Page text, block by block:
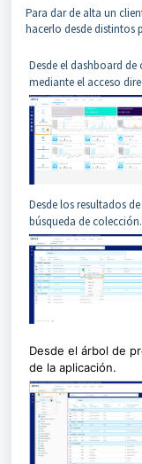
Para dar de alta un
hacerlo desde distintos
Desde el dashboard de
mediante el acceso
Desde los resultados
búsqueda de colección.
Desde el árbol de
de la aplicación.